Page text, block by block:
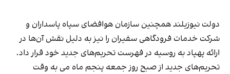
دولت نیوزیلند همچنین سازمان هوافضای سپاه پاسداران و
شرکت خدمات فرودگاهی سفیران را نیز به دلیل نقش آن‌ها در
ارائه پهپاد به روسیه در فهرست تحریم‌های جدید خود قرار داد.
تحریم‌های جدید از صبح روز جمعه پنجم ماه می به وقت